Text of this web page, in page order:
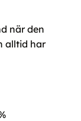
när den
alltid har